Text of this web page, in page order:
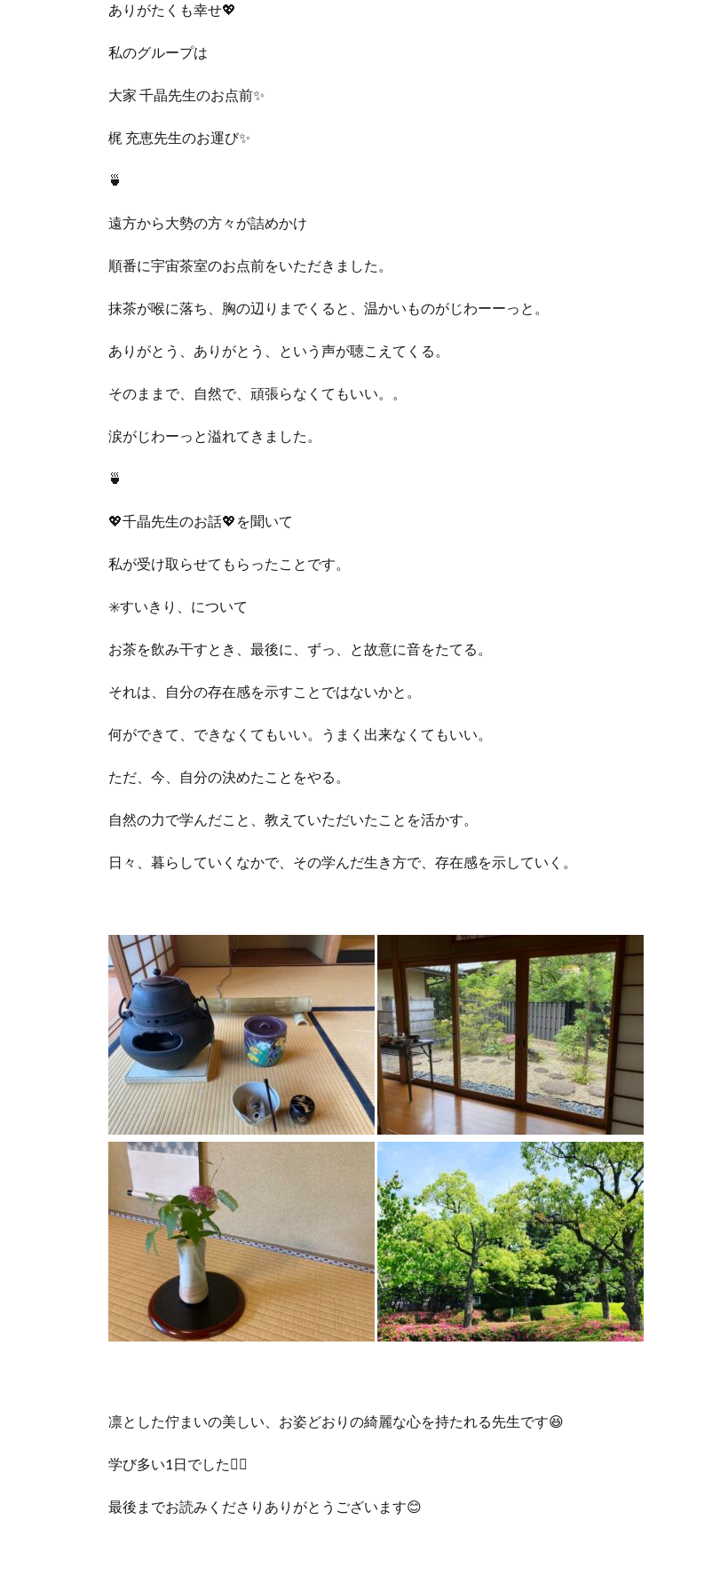
ありがたくも幸せ💖
私のグループは
大家 千晶先生のお点前✨
梶 充恵先生のお運び✨
🍵
遠方から大勢の方々が詰めかけ
順番に宇宙茶室のお点前をいただきました。
抹茶が喉に落ち、胸の辺りまでくると、温かいものがじわーーっと。
ありがとう、ありがとう、という声が聴こえてくる。
そのままで、自然で、頑張らなくてもいい。。
涙がじわーっと溢れてきました。
🍵
💖千晶先生のお話💖を聞いて
私が受け取らせてもらったことです。
✳️すいきり、について
お茶を飲み干すとき、最後に、ずっ、と故意に音をたてる。
それは、自分の存在感を示すことではないかと。
何ができて、できなくてもいい。うまく出来なくてもいい。
ただ、今、自分の決めたことをやる。
自然の力で学んだこと、教えていただいたことを活かす。
日々、暮らしていくなかで、その学んだ生き方で、存在感を示していく。
凛とした佇まいの美しい、お姿どおりの綺麗な心を持たれる先生です😆
学び多い1日でした🙇‍♀️
最後までお読みくださりありがとうございます😊